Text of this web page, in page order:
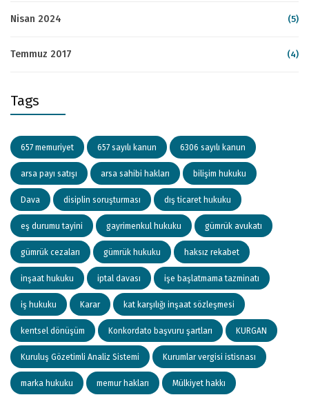
Nisan 2024 (5)
Temmuz 2017 (4)
Tags
657 memuriyet 657 sayılı kanun 6306 sayılı kanun
arsa payı satışı arsa sahibi hakları bilişim hukuku
Dava disiplin soruşturması dış ticaret hukuku
eş durumu tayini gayrimenkul hukuku gümrük avukatı
gümrük cezaları gümrük hukuku haksız rekabet
inşaat hukuku iptal davası işe başlatmama tazminatı
iş hukuku Karar kat karşılığı inşaat sözleşmesi
kentsel dönüşüm Konkordato başvuru şartları KURGAN
Kuruluş Gözetimli Analiz Sistemi Kurumlar vergisi istisnası
marka hukuku memur hakları Mülkiyet hakkı